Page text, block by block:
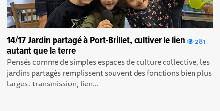
281
14/17 Jardin partagé à Port-Brillet, cultiver le lien
autant que la terre
Pensés comme de simples espaces de culture collective, les
jardins partagés remplissent souvent des fonctions bien plus
larges : transmission, lien...